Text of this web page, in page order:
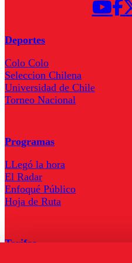
Deportes
Colo Colo
Seleccion Chilena
Universidad de Chile
Torneo Nacional
Programas
LLegó la hora
El Radar
Enfoqué Público
Hoja de Ruta
Tarifas